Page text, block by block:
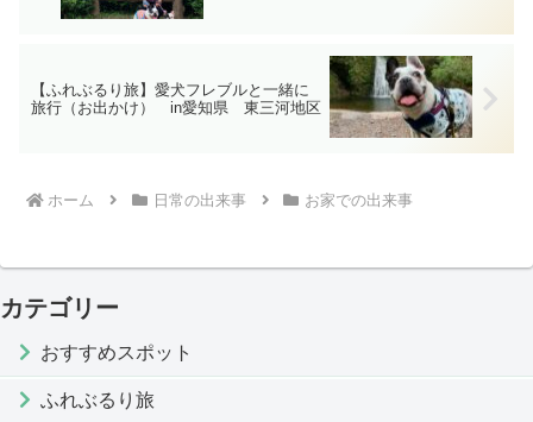
【ふれぶるり旅】愛犬フレブルと一緒に
旅行（お出かけ） in愛知県 東三河地区
ホーム 日常の出来事 お家での出来事
カテゴリー
おすすめスポット
ふれぶるり旅